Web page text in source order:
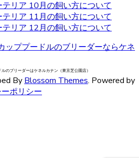
を伸ばし続ける場合はラッピング
まとめにくくる必要があります。
入をお考えの際は、是非当店にご
テリア専門のブリーダーです。飼
ら、しっかり育成としつけを行っ
よう。精一杯サポートさせていた
リアのご購入を検討されている方
だけでは伝わらない、ワンちゃん
たいです。見学ご希望の際は、お
リア 10月の飼い方について
リア 11月の飼い方について
リア 12月の飼い方について
ッププードルのブリーダーならケネ
のブリーダーはケネルカナン（東京芝公園店）
By Blossom Themes. Powered by
ポリシー